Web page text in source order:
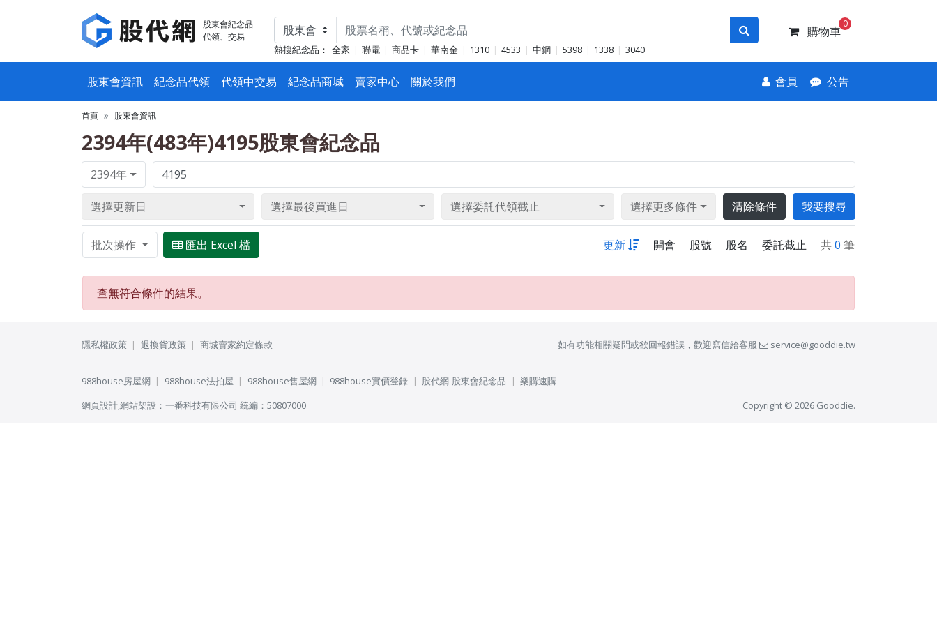
股東會紀念品
代領、交易
熱搜紀念品： 全家 聯電 商品卡 華南金 1310 4533 中鋼 5398 1338 3040
購物車
0
股東會資訊 紀念品代領 代領中交易 紀念品商城 賣家中心 關於我們 會員 公告
首頁 股東會資訊
2394年(483年)4195股東會紀念品
2394年
選擇更新日 選擇最後買進日 選擇委託代領截止 選擇更多條件 清除條件 我要搜尋
批次操作 匯出 Excel 檔 更新 開會 股號 股名 委託截止 共0 筆
查無符合條件的結果。
隱私權政策 退換貨政策 商城賣家約定條款 如有功能相關疑問或欲回報錯誤，歡迎寫信給客服 service@gooddie.tw
988house房屋網 988house法拍屋 988house售屋網 988house實價登錄 股代網-股東會紀念品
樂購速購
網頁設計,網站架設 ： 一番科技有限公司 統編：50807000 Copyright © 2026 Gooddie.